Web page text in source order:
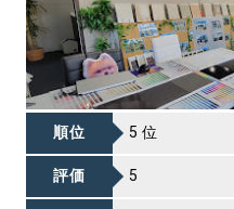
順位 5 位
評価 5